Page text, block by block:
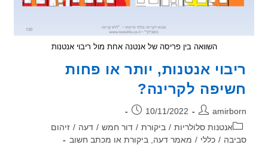
השוואה בין פריסה של אנטנה אחת מול ריבוי אנטנות
אנטנות, יותר או פחות
לקרינה?
פורסם:
10/11/2022
אנטנות סלולריות / ביקורת / דור חמש / דעה / זיהום
כללי / מאמר דעה, ביקורת או מכתב חשוב